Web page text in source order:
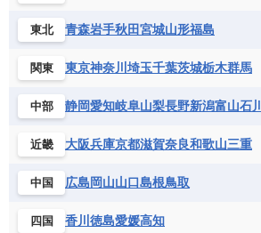
東北 青森岩手秋田宮城山形福島
関東 東京神奈川 埼玉千葉茨城栃木群馬
中部 静岡愛知岐阜山梨長野新潟富山石川
近畿 大阪兵庫京都滋賀奈良和歌山三重
中国 広島岡山山口島根鳥取
四国 香川 徳島愛媛高知